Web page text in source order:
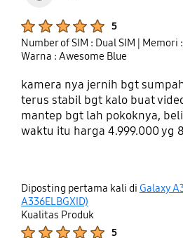
5
Number of SIM : Dual SIM | Memori
Warna : Awesome Blue
kamera nya jernih bgt
terus stabil bgt kalo buat
mantep bgt lah pokoknya, beli
waktu itu harga 4.999.000 yg
Diposting pertama kali di Galaxy
A336ELBGXID)
Kualitas Produk
5